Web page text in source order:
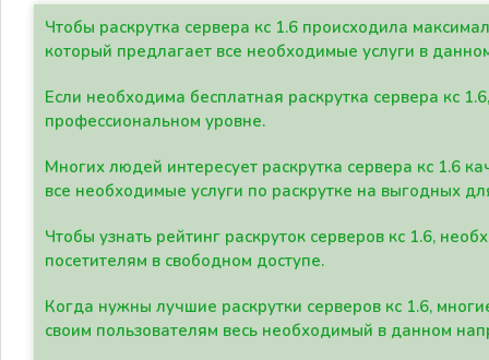
Чтобы раскрутка сервера кс 1.6 происходила
который предлагает все необходимые услуги в
Если необходима бесплатная раскрутка сервера кс
профессиональном уровне.
Многих людей интересует раскрутка сервера кс 1.6
все необходимые услуги по раскрутке на выгодных
Чтобы узнать рейтинг раскруток серверов кс 1.6,
посетителям в свободном доступе.
Когда нужны лучшие раскрутки серверов кс 1.6,
своим пользователям весь необходимый в данном